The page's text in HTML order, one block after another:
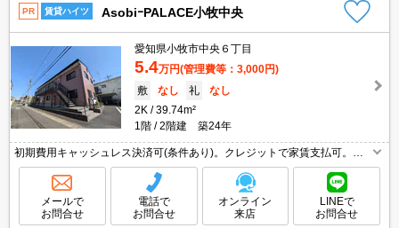
PR 賃貸ハイツ AsobiｰPALACE小牧中央
愛知県小牧市中央６丁目
5.4万円(管理費等：3,000円)
敷
なし 礼
なし
2K
39.74m²
1階
2階建 築24年
初期費用キャッシュレス決済可(条件あり)。クレジットで家賃支払可。暖
房便座付き。イオンへ450mで買物便利。2026年8月よりインターネット
接続無料。
メールで
お問合せ
電話で
お問合せ
オンライン
来店
LINEで
お問合せ